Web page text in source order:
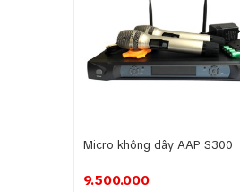
Micro không dây AAP S300
9.500.000